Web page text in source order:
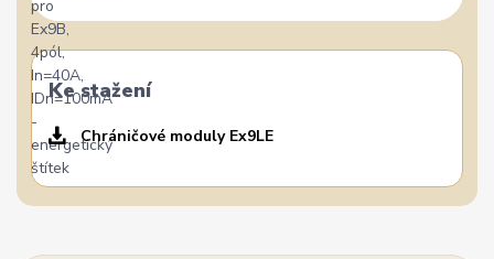
Ke stažení
Chráničové moduly Ex9LE